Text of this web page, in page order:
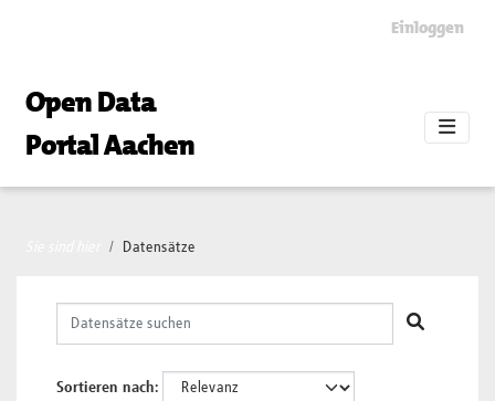
Einloggen
Open Data
Portal Aachen
Datensätze
Sortieren nach